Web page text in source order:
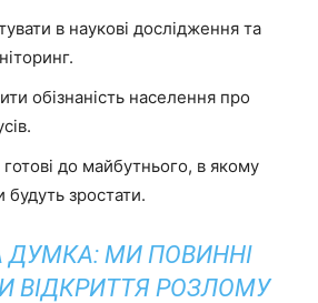
в наукові дослідження та
обізнаність населення про
до майбутнього, в якому
будуть зростати.
ДУМКА:МИ ПОВИННІ
ВІДКРИТТЯ РОЗЛОМУ